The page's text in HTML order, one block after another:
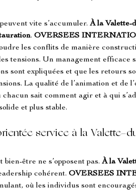
vite s’accumuler. À la Valette-
. OVERSEES
les conflits de manière
tensions. Un management efficace
sont expliquées et que les retours
La qualité de l’animation et de
sait comment agir et à qui
et plus stable.
service à la Valette-
être ne s’opposent pas. À la
cohérent. OVERSEES
où les individus sont